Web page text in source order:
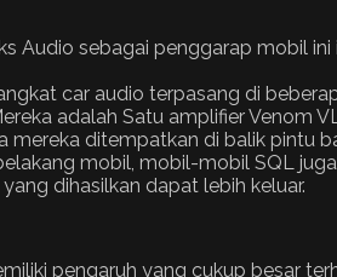
sebagai penggarap mobil
car audio terpasang di
adalah Satu amplifier Venom
ditempatkan di balik pintu
mobil, mobil-mobil SQL
dihasilkan dapat lebih keluar.
pengaruh yang cukup besar